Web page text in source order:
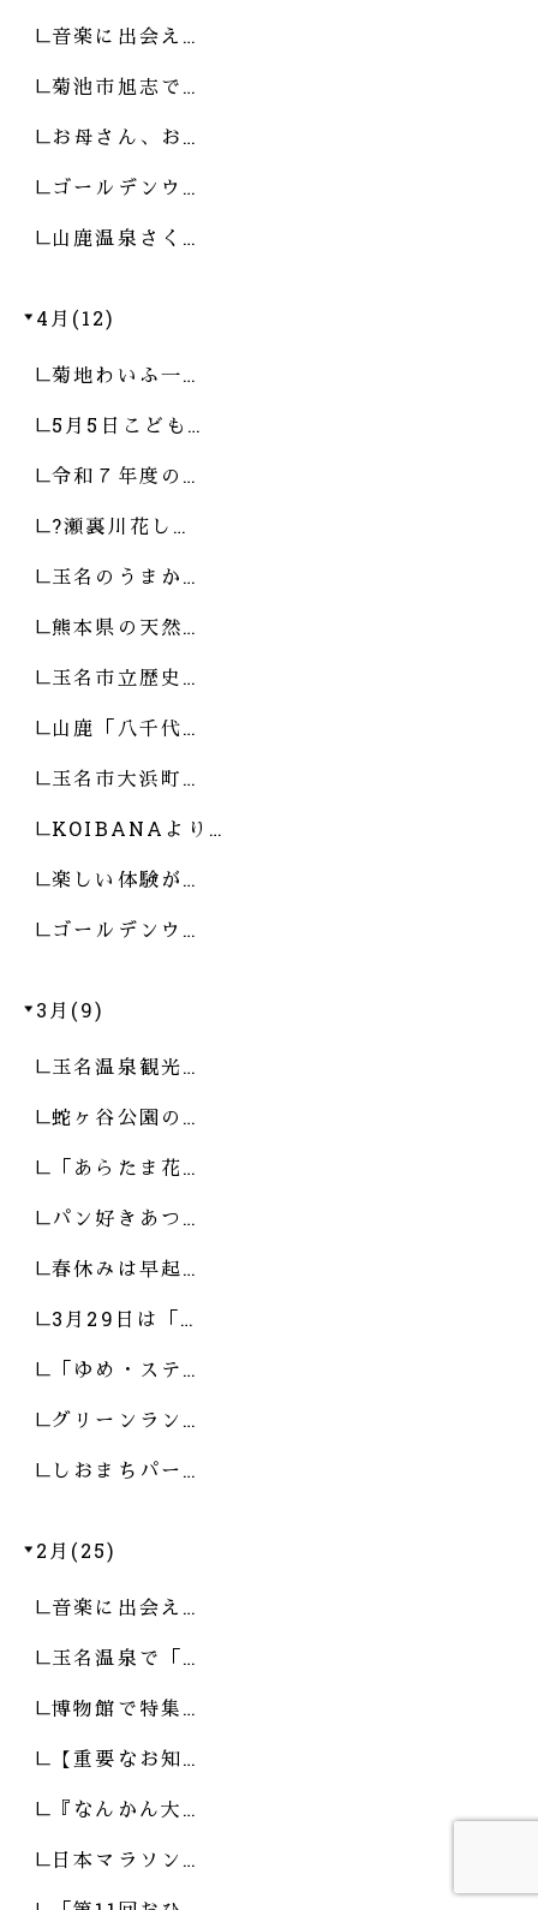
音楽に出会え…
菊池市旭志で…
お母さん、お…
ゴールデンウ…
山鹿温泉さく…
4月(12)
菊地わいふ一…
5月5日こども…
令和７年度の…
?瀬裏川花し…
玉名のうまか…
熊本県の天然…
玉名市立歴史…
山鹿「八千代…
玉名市大浜町…
KOIBANAより…
楽しい体験が…
ゴールデンウ…
3月(9)
玉名温泉観光…
蛇ヶ谷公園の…
「あらたま花…
パン好きあつ…
春休みは早起…
3月29日は「…
「ゆめ・ステ…
グリーンラン…
しおまちパー…
2月(25)
音楽に出会え…
玉名温泉で「…
博物館で特集…
【重要なお知…
『なんかん大…
日本マラソン…